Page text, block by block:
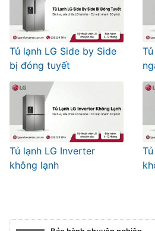
Tủ lạnh LG Side by Side
bị đóng tuyết
Tủ lạnh LG Inverter
không lạnh